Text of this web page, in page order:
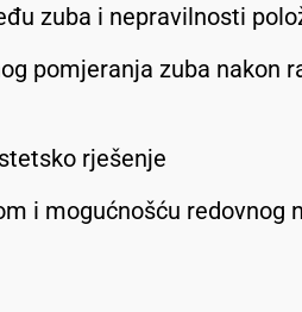
zuba i nepravilnosti
pomjeranja zuba nakon
rješenje
i mogućnošću redovnog